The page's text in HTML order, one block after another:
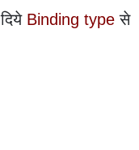
Binding type से